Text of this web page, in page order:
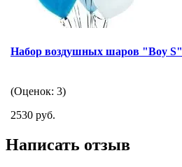
Набор воздушных шаров "Boy S"
(Оценок: 3)
2530 руб.
Написать отзыв